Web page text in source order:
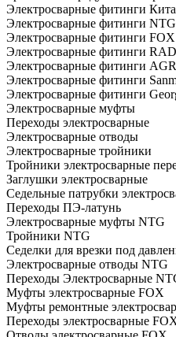
Электросварные фитинги
Электросварные фитинги NTG
Электросварные фитинги FOX
Электросварные фитинги
Электросварные фитинги
Электросварные фитинги
Электросварные фитинги
Электросварные муфты
Переходы электросварные
Электросварные отводы
Электросварные тройники
Тройники электросварные
Заглушки электросварные
Седельные патрубки
Переходы ПЭ-латунь
Электросварные муфты NTG
Тройники NTG
Седелки для врезки под
Электросварные отводы NTG
Переходы Электросварные
Муфты электросварные FOX
Муфты ремонтные
Переходы электросварные